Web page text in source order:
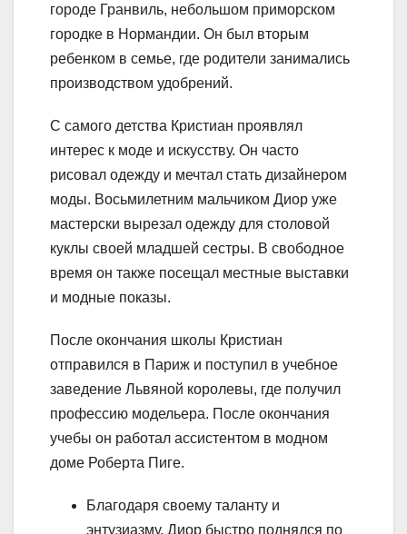
городе Гранвиль, небольшом приморском
городке в Нормандии. Он был вторым
ребенком в семье, где родители занимались
производством удобрений.
С самого детства Кристиан проявлял
интерес к моде и искусству. Он часто
рисовал одежду и мечтал стать дизайнером
моды. Восьмилетним мальчиком Диор уже
мастерски вырезал одежду для столовой
куклы своей младшей сестры. В свободное
время он также посещал местные выставки
и модные показы.
После окончания школы Кристиан
отправился в Париж и поступил в учебное
заведение Львяной королевы, где получил
профессию модельера. После окончания
учебы он работал ассистентом в модном
доме Роберта Пиге.
Благодаря своему таланту и
энтузиазму, Диор быстро поднялся по